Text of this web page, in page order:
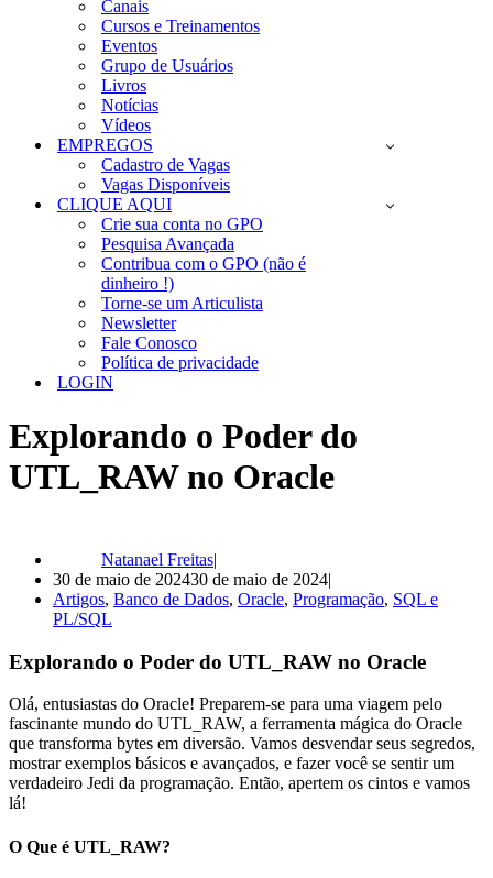
Canais
Cursos e Treinamentos
Eventos
Grupo de Usuários
Livros
Notícias
Vídeos
EMPREGOS
Cadastro de Vagas
Vagas Disponíveis
CLIQUE AQUI
Crie sua conta no GPO
Pesquisa Avançada
Contribua com o GPO (não é
dinheiro !)
Torne-se um Articulista
Newsletter
Fale Conosco
Política de privacidade
LOGIN
Explorando o Poder do
UTL_RAW no Oracle
Natanael Freitas
30 de maio de 202430 de maio de 2024
Artigos, Banco de Dados, Oracle, Programação, SQL e
PL/SQL
Explorando o Poder do UTL_RAW no Oracle
Olá, entusiastas do Oracle! Preparem-se para uma viagem pelo
fascinante mundo do UTL_RAW, a ferramenta mágica do Oracle
que transforma bytes em diversão. Vamos desvendar seus segredos,
mostrar exemplos básicos e avançados, e fazer você se sentir um
verdadeiro Jedi da programação. Então, apertem os cintos e vamos
lá!
O Que é UTL_RAW?